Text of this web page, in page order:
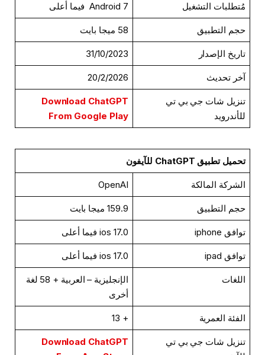
مُتطلبات التشغيل Android 7 فيما أعلى
حجم التطبيق 58 ميجا بايت
تاريخ الإصدار 31/10/2023
آخر تحديث 20/2/2026
تنزيل شات جي بي تي
للأندرويد
Download ChatGPT
From Google Play
تحميل تطبيق ChatGPT للآيفون
الشركة المالكة OpenAI
حجم التطبيق 159.9 ميجا بايت
توافق iphone ios 17.0 فيما أعلى
توافق ipad ios 17.0 فيما أعلى
اللغات
الإنجليزية – العربية + 58 لغة
أخرى
الفئة العمرية + 13
تنزيل شات جي بي تي
Download ChatGPT